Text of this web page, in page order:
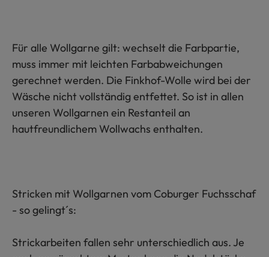
Für alle Wollgarne gilt: wechselt die Farbpartie,
muss immer mit leichten Farbabweichungen
gerechnet werden. Die Finkhof-Wolle wird bei der
Wäsche nicht vollständig entfettet. So ist in allen
unseren Wollgarnen ein Restanteil an
hautfreundlichem Wollwachs enthalten.
Stricken mit Wollgarnen vom Coburger Fuchsschaf
- so gelingt´s:
Strickarbeiten fallen sehr unterschiedlich aus. Je